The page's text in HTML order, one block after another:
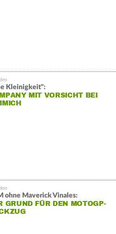
Kleinigkeit":
MIT VORSICHT BEI
ohne Maverick Vinales:
GRUND FÜR DEN MOTOGP-